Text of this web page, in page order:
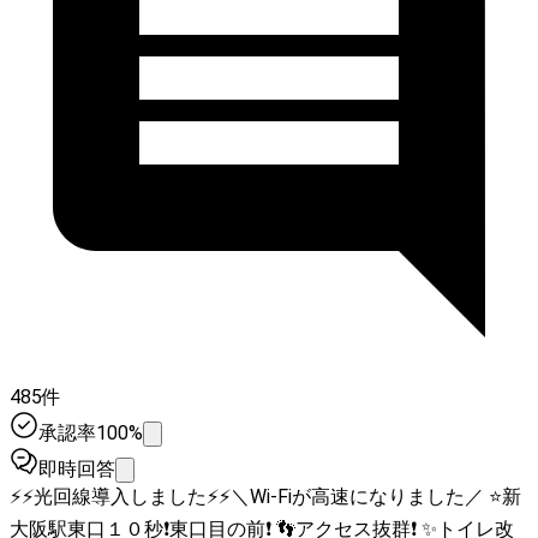
485件
承認率100%
即時回答
⚡️⚡️光回線導入しました⚡️⚡️＼Wi-Fiが高速になりました／ ⭐️新
大阪駅東口１０秒❗️東口目の前❗️ 👣アクセス抜群❗️ ✨トイレ改